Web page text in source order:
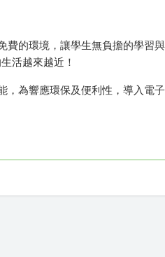
的環境，讓學生無負擔的學習
活越來越近！
為響應環保及便利性，導入電子